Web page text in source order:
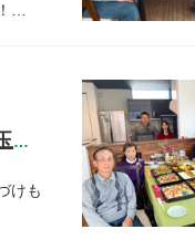
…
開催しました! 『新築お披露目パーティー』 埼玉県三郷市 T様宅
けも